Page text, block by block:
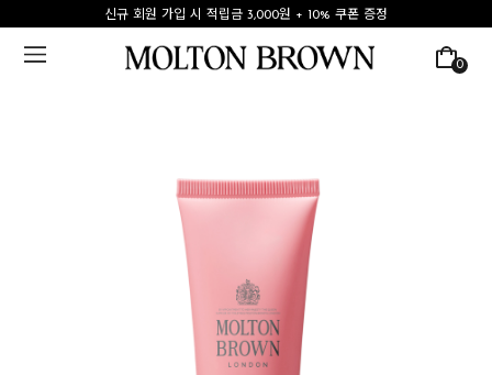
신규 회원 가입 시 적립금 3,000원 + 10% 쿠폰 증정
0